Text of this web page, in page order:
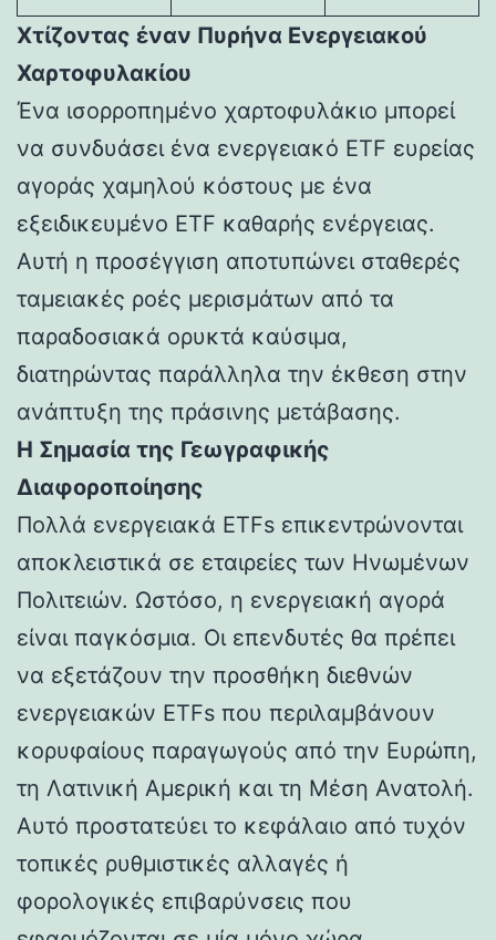
Χτίζοντας έναν Πυρήνα Ενεργειακού
Χαρτοφυλακίου
Ένα ισορροπημένο χαρτοφυλάκιο μπορεί
να συνδυάσει ένα ενεργειακό ETF ευρείας
αγοράς χαμηλού κόστους με ένα
εξειδικευμένο ETF καθαρής ενέργειας.
Αυτή η προσέγγιση αποτυπώνει σταθερές
ταμειακές ροές μερισμάτων από τα
παραδοσιακά ορυκτά καύσιμα,
διατηρώντας παράλληλα την έκθεση στην
ανάπτυξη της πράσινης μετάβασης.
Η Σημασία της Γεωγραφικής
Διαφοροποίησης
Πολλά ενεργειακά ETFs επικεντρώνονται
αποκλειστικά σε εταιρείες των Ηνωμένων
Πολιτειών. Ωστόσο, η ενεργειακή αγορά
είναι παγκόσμια. Οι επενδυτές θα πρέπει
να εξετάζουν την προσθήκη διεθνών
ενεργειακών ETFs που περιλαμβάνουν
κορυφαίους παραγωγούς από την Ευρώπη,
τη Λατινική Αμερική και τη Μέση Ανατολή.
Αυτό προστατεύει το κεφάλαιο από τυχόν
τοπικές ρυθμιστικές αλλαγές ή
φορολογικές επιβαρύνσεις που